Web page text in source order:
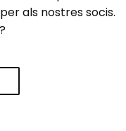
als nostres socis.